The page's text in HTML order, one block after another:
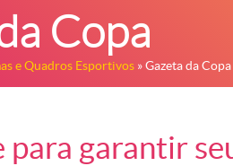
Copa
e Quadros Esportivos » Gazeta da Copa
para garantir